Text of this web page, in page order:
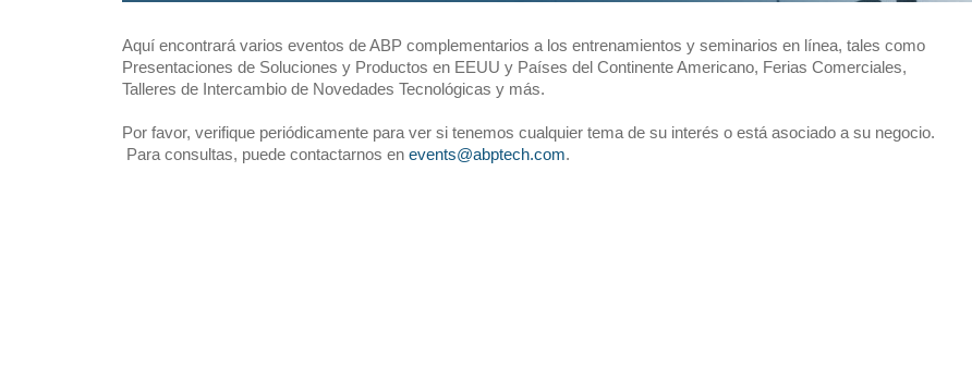
Aquí encontrará varios eventos de ABP complementarios a los entrenamientos y seminarios en línea, tales como
Presentaciones de Soluciones y Productos en EEUU y Países del Continente Americano, Ferias Comerciales,
Talleres de Intercambio de Novedades Tecnológicas y más.
Por favor, verifique periódicamente para ver si tenemos cualquier tema de su interés o está asociado a su negocio.
Para consultas, puede contactarnos en events@abptech.com.